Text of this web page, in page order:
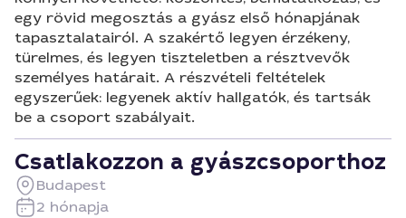
egy rövid megosztás a gyász első hónapjának
tapasztalatairól. A szakértő legyen érzékeny,
türelmes, és legyen tiszteletben a résztvevők
személyes határait. A részvételi feltételek
egyszerűek: legyenek aktív hallgatók, és tartsák
be a csoport szabályait.
Csatlakozzon a gyászcsoporthoz
Budapest
2 hónapja